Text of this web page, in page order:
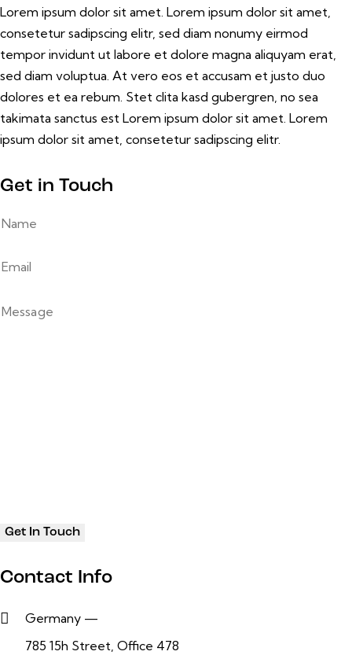
Lorem ipsum dolor sit amet. Lorem ipsum dolor sit amet,
consetetur sadipscing elitr, sed diam nonumy eirmod
tempor invidunt ut labore et dolore magna aliquyam erat,
sed diam voluptua. At vero eos et accusam et justo duo
dolores et ea rebum. Stet clita kasd gubergren, no sea
takimata sanctus est Lorem ipsum dolor sit amet. Lorem
ipsum dolor sit amet, consetetur sadipscing elitr.
Get in Touch
Contact Info
Germany —
785 15h Street, Office 478